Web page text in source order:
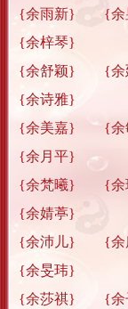
{余雨新} {
{余梓琴}
{余舒颖} {
{余诗雅}
{余美嘉} {
{余月平}
{余梵曦} {
{余婧葶}
{余沛儿} {
{余旻玮}
{余莎祺} {